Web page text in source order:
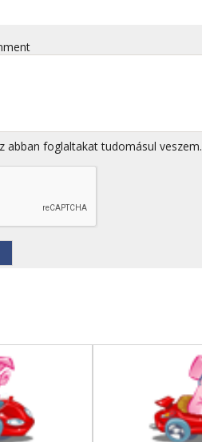
abban foglaltakat tudomásul veszem.